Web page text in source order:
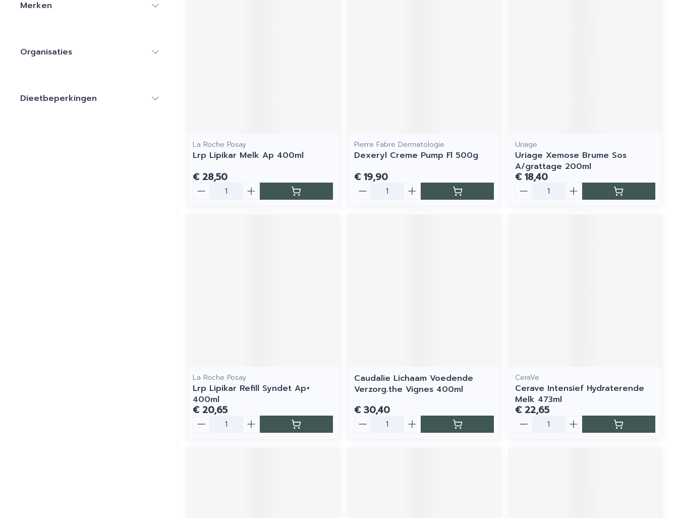
Merken
Organisaties
Dieetbeperkingen
La Roche Posay
Lrp Lipikar Melk Ap 400ml
€ 28,50
Pierre Fabre Dermatologie
Dexeryl Creme Pump Fl 500g
€ 19,90
Uriage
Uriage Xemose Brume Sos
A/grattage 200ml
€ 18,40
La Roche Posay
Lrp Lipikar Refill Syndet Ap+
400ml
€ 20,65
Caudalie Lichaam Voedende
Verzorg.the Vignes 400ml
€ 30,40
CeraVe
Cerave Intensief Hydraterende
Melk 473ml
€ 22,65